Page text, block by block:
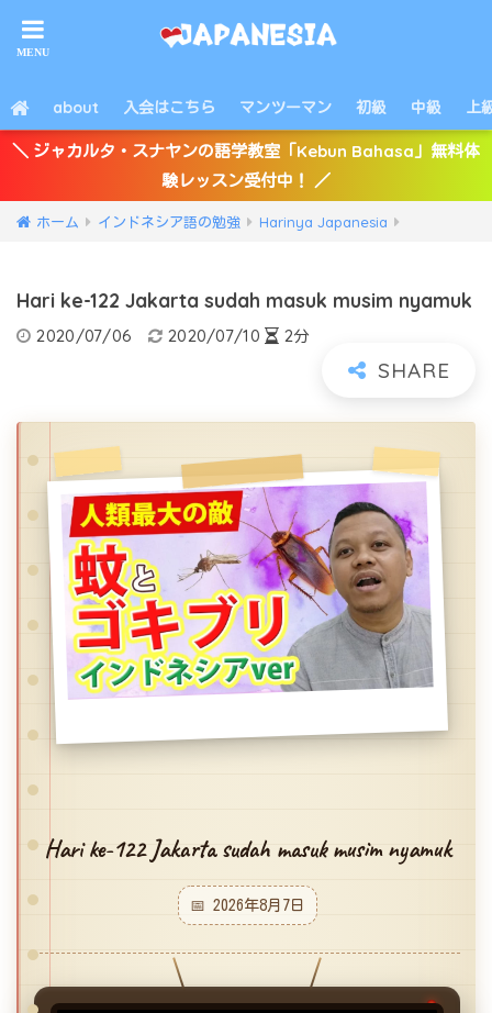
about 入会はこちら マンツーマン 初級 中級 上
＼ ジャカルタ・スナヤンの語学教室「Kebun Bahasa」無料体
験レッスン受付中！ ／
ホーム インドネシア語の勉強 Harinya Japanesia
Hari ke-122 Jakarta sudah masuk musim nyamuk
2020/07/06 2020/07/10 2分
Hari ke-122 Jakarta sudah masuk musim nyamuk
📅 2026年8月7日